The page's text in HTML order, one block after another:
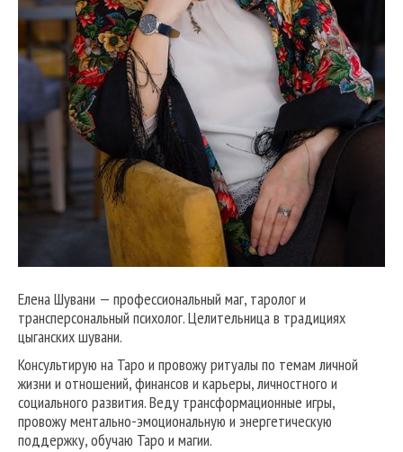
Елена Шувани — профессиональный маг, таролог и
трансперсональный психолог. Целительница в традициях
цыганских шувани.
Консультирую на Таро и провожу ритуалы по темам личной
жизни и отношений, финансов и карьеры, личностного и
социального развития. Веду трансформационные игры,
провожу ментально-эмоциональную и энергетическую
поддержку, обучаю Таро и магии.